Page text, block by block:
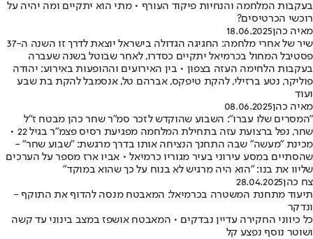
בעקבות המלחמה והנחיות פיקוד העורף • מתי הוא יתקיים ומה יהיה על
רוכשי הכרטיסים?
מאיה כהן18.06.2025
שיר של אחרי מלחמה: החגיגה הגדולה בישראל יוצאת לדרך זו השנה ה-37
פסטיבל המחול בכרמיאל יתקיים כסדרו, לאחר שבוטל בשנה שעברה
בעקבות הלחימה העזה בצפון • בין האירועים וההופעות באירוע: יהודה
פוליקר, נטע ברזילי, להקת טיפקס, אברהם טל, אנסמבל להקת בת שבע
ועוד
מאיה כהן08.06.2025
"המסרים שלו עברו": השבוע שהוקדש לזכר סמ"ר שחר כהן מבטח ז"ל
שחר, נפל ברצועת עזה בתחילת המלחמה מפגיעת רסיס פצמ"ר בגיל 22 •
מכינת "מעשה" שבה התחנך הנציחה אותו בדרך מרגשת: "שבוע שחר" -
שהסתיים במסע עירוני בעיר מגוריו כרמיאל • אביו ארז מספר על הערכים
שליוו את בנו: "הוא היה מרגיש לא בנוח על כך שהוא במוקד"
צח כהן28.04.2025
תיעוד מתחנת המשטרה בכרמיאל: המאבטח מנסה להדוף את התוקף -
ונדקר
כל כיווני החקירה עדיין נבדקים • המאבטח אושפז במצב בינוני עד קשה
ושוטר נוסף נפצע קל